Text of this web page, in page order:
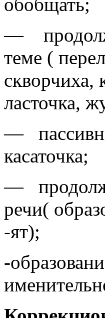
—
теме (
скворчиха,
ласточка,
—
касаточка;
—
речи(
-ят);
-